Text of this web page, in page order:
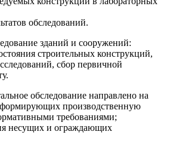
обследований.
зданий и сооружений:
строительных конструкций,
сбор первичной
обследование направлено на
производственную
требованиями;
несущих и ограждающих